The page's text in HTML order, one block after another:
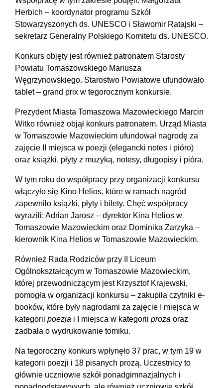
Herbich – koordynator programu Szkół
Stowarzyszonych ds. UNESCO i Sławomir Ratajski –
sekretarz Generalny Polskiego Komitetu ds. UNESCO.
Konkurs objęty jest również patronatem Starosty
Powiatu Tomaszowskiego Mariusza
Węgrzynowskiego. Starostwo Powiatowe ufundowało
tablet – grand prix w tegorocznym konkursie.
Prezydent Miasta Tomaszowa Mazowieckiego Marcin
Witko również objął konkurs patronatem. Urząd Miasta
w Tomaszowie Mazowieckim ufundował nagrodę za
zajęcie II miejsca w poezji (elegancki notes i pióro)
oraz książki, płyty z muzyką, notesy, długopisy i pióra.
W tym roku do współpracy przy organizacji konkursu
włączyło się Kino Helios, które w ramach nagród
zapewniło książki, płyty i bilety. Chęć współpracy
wyrazili: Adrian Jarosz – dyrektor Kina Helios w
Tomaszowie Mazowieckim oraz Dominika Zarzyka –
kierownik Kina Helios w Tomaszowie Mazowieckim.
Również Rada Rodziców przy II Liceum
Ogólnokształcącym w Tomaszowie Mazowieckim,
której przewodniczącym jest Krzysztof Krajewski,
pomogła w organizacji konkursu – zakupiła czytniki e-
booków, które były nagrodami za zajęcie I miejsca w
kategorii poezja i I miejsca w kategorii proza oraz
zadbała o wydrukowanie tomiku.
Na tegoroczny konkurs wpłynęło 37 prac, w tym 19 w
kategorii poezji i 18 pisanych prozą. Uczestnicy to
głównie uczniowie szkół ponadgimnazjalnych i